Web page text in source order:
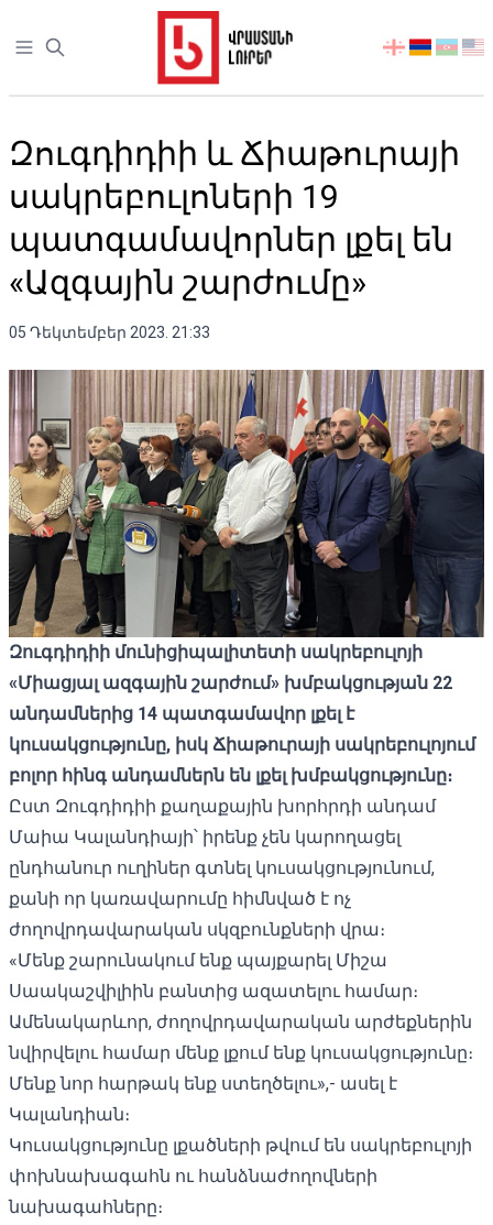
Open sidebar
აირჩიეთ
Զուգդիդիի և Ճիաթուրայի
սակրեբուլոների 19
պատգամավորներ լքել են
«Ազգային շարժումը»
05 Դեկտեմբեր 2023. 21:33
Զուգդիդիի մունիցիպալիտետի սակրեբուլոյի
«Միացյալ ազգային շարժում» խմբակցության 22
անդամներից 14 պատգամավոր լքել է
կուսակցությունը, իսկ Ճիաթուրայի սակրեբուլոյում
բոլոր հինգ անդամներն են լքել խմբակցությունը։
Ըստ Զուգդիդիի քաղաքային խորհրդի անդամ
Մաիա Կալանդիայի՝ իրենք չեն կարողացել
ընդհանուր ուղիներ գտնել կուսակցությունում,
քանի որ կառավարումը հիմնված է ոչ
ժողովրդավարական սկզբունքների վրա։
«Մենք շարունակում ենք պայքարել Միշա
Սաակաշվիլիին բանտից ազատելու համար։
Ամենակարևոր, ժողովրդավարական արժեքներին
նվիրվելու համար մենք լքում ենք կուսակցությունը։
Մենք նոր հարթակ ենք ստեղծելու»,- ասել է
Կալանդիան։
Կուսակցությունը լքածների թվում են սակրեբուլոյի
փոխնախագահն ու հանձնաժողովների
նախագահները։